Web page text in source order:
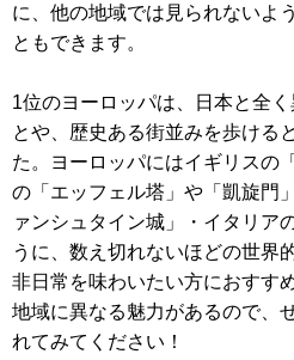
に、他の地域では見られないよ
ともできます。
1位のヨーロッパは、日本と全
とや、歴史ある街並みを歩ける
た。ヨーロッパにはイギリスの
の「エッフェル塔」や「凱旋門
ァンシュタイン城」・イタリア
うに、数え切れないほどの世界
非日常を味わいたい方におすす
地域に異なる魅力があるので、
れてみてください！